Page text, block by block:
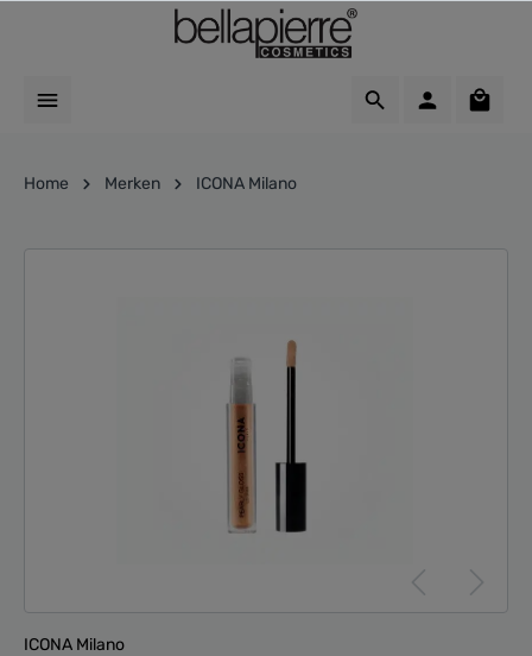
Home Merken ICONA Milano
ICONA Milano